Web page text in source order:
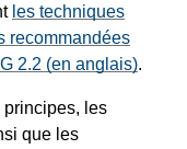
les techniques
recommandées
2.2 (en anglais).
principes, les
que les